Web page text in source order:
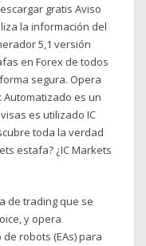
gratis Aviso
la información del
5,1 versión
en Forex de todos
segura. Opera
es un
es utilizado IC
toda la verdad
estafa? ¿IC Markets
de trading que se
y opera
robots (EAs) para